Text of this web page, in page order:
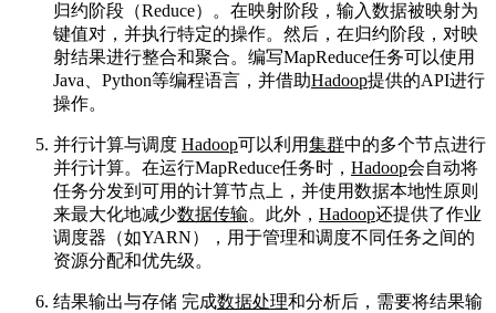
归约阶段（Reduce）。在映射阶段，输入数据被映射为
键值对，并执行特定的操作。然后，在归约阶段，对映
射结果进行整合和聚合。编写MapReduce任务可以使用
Java、Python等编程语言，并借助Hadoop提供的API进行
操作。
并行计算与调度 Hadoop可以利用集群中的多个节点进行
并行计算。在运行MapReduce任务时， Hadoop会自动将
任务分发到可用的计算节点上，并使用数据本地性原则
来最大化地减少数据传输。此外， Hadoop还提供了作业
调度器（如YARN），用于管理和调度不同任务之间的
资源分配和优先级。
结果输出与存储 完成数据处理和分析后，需要将结果输